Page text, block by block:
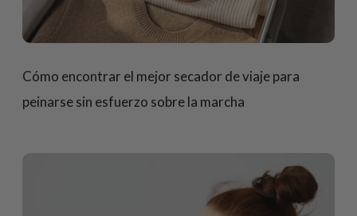
Cómo encontrar el mejor secador de viaje para
peinarse sin esfuerzo sobre la marcha